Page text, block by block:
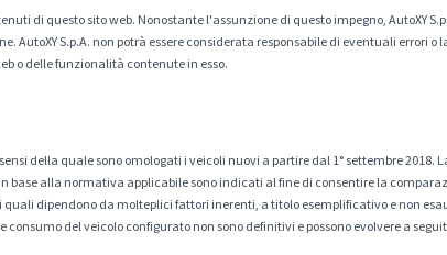
di questo sito web. Nonostante l'assunzione di questo impegno, AutoXY
AutoXY S.p.A. non potrà essere considerata responsabile di eventuali errori
o delle funzionalità contenute in esso.
della quale sono omologati i veicoli nuovi a partire dal 1° settembre 2018.
alla normativa applicabile sono indicati al fine di consentire la
dipendono da molteplici fattori inerenti, a titolo esemplificativo e non
del veicolo configurato non sono definitivi e possono evolvere a